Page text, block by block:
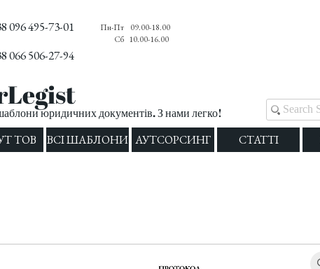
096 495-73-01
Пн-Пт
Сб
09.00-18.00
10.00-16.00
066 506-27-94
юридичних документів. З нами легко!
ТОВ ВСІ ШАБЛОНИ АУТСОРСИНГ СТАТТІ